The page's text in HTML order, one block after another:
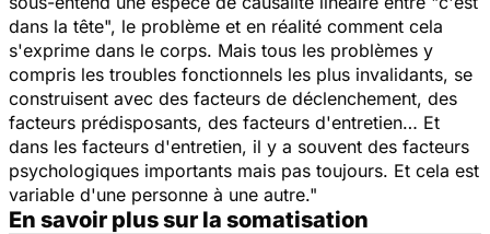
dans la tête", le problème et en réalité comment cela
s'exprime dans le corps. Mais tous les problèmes y
compris les troubles fonctionnels les plus invalidants, se
construisent avec des facteurs de déclenchement, des
facteurs prédisposants, des facteurs d'entretien… Et
dans les facteurs d'entretien, il y a souvent des facteurs
psychologiques importants mais pas toujours. Et cela est
variable d'une personne à une autre."
En savoir plus sur la somatisation